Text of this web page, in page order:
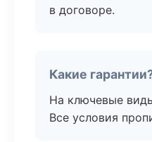
в договоре.
Какие
На ключевые
Все условия